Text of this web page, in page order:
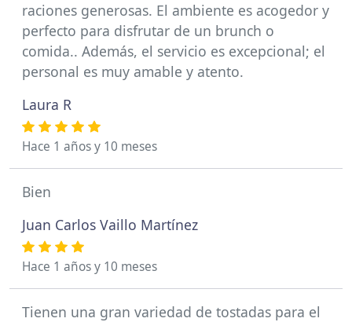
raciones generosas. El ambiente es acogedor y
perfecto para disfrutar de un brunch o
comida.. Además, el servicio es excepcional; el
personal es muy amable y atento.
Laura R
Hace 1 años y 10 meses
Bien
Juan Carlos Vaillo Martínez
Hace 1 años y 10 meses
Tienen una gran variedad de tostadas para el